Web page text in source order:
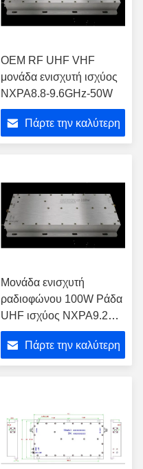
OEM RF UHF VHF
μονάδα ενισχυτή ισχύος
NXPA8.8-9.6GHz-50W
Πάρτε την καλύτερη
Μονάδα ενισχυτή
ραδιοφώνου 100W Ράδα
UHF ισχύος NXPA9.2
9.6GHz
Πάρτε την καλύτερη